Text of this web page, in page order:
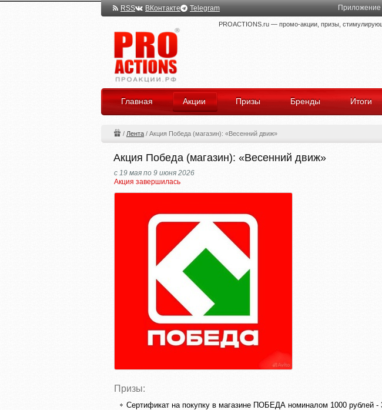
RSS ВКонтакте Telegram Приложение
PROACTIONS.ru — промо-акции, призы,
Главная Акции Призы Бренды Итоги
/ Лента / Акция Победа (магазин): «Весенний движ»
Акция Победа (магазин): «Весенний движ»
с 19 мая по 9 июня 2026
Акция завершилась
Призы:
Сертификат на покупку в магазине ПОБЕДА номиналом 1000 рублей -